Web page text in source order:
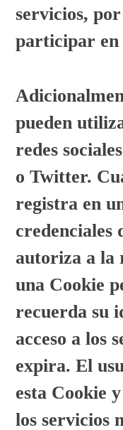
servicios,
participar en
pueden
redes
o Twitter.
registra en
credenciales
autoriza a la
una Cookie
recuerda su
acceso a los
expira. El
esta Cookie
los servicios